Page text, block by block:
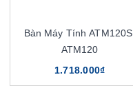
Bàn Máy Tính ATM120S,
ATM120
1.718.000₫